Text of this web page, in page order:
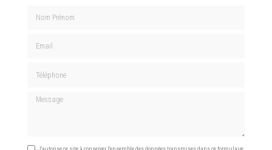
Message
J'autorise ce site à conserver l'ensemble des données transmises dans ce formulaire